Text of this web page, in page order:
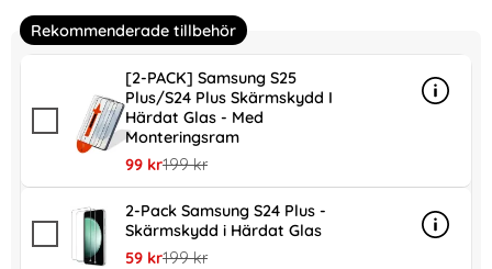
Rekommenderade tillbehör
[2-PACK] Samsung S25
Plus/S24 Plus Skärmskydd I
Härdat Glas - Med
Monteringsram
rea pris
99 krtidigare pris
199 kr
Info
mer
2-Pack Samsung S24 Plus -
Skärmskydd i Härdat Glas
rea pris
59 krtidigare pris
199 kr
Info
mer